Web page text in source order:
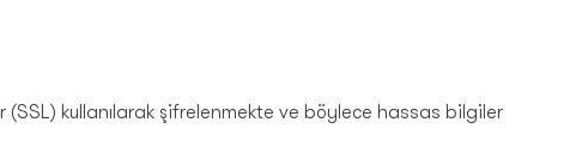
kullanılarak şifrelenmekte ve böylece hassas bilgiler